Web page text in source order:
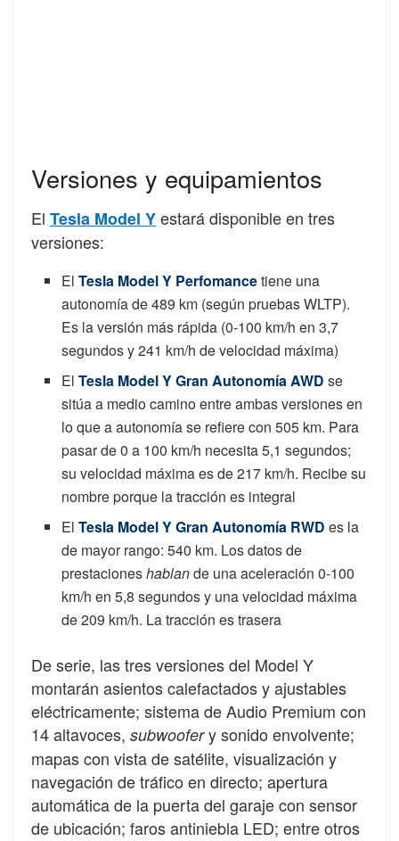
Versiones y equipamientos
El Tesla Model Yestará disponible en tres
versiones:
ElTesla Model Y Perfomancetiene una
autonomía de 489 km (según pruebas WLTP).
Es la versión más rápida (0-100 km/h en 3,7
segundos y 241 km/h de velocidad máxima)
ElTesla Model Y Gran Autonomía AWD se
sitúa a medio camino entre ambas versiones en
lo que a autonomía se refiere con 505 km. Para
pasar de 0 a 100 km/h necesita 5,1 segundos;
su velocidad máxima es de 217 km/h. Recibe su
nombre porque la tracción es integral
ElTesla Model Y Gran Autonomía RWD es la
de mayor rango: 540 km. Los datos de
prestacioneshablande una aceleración 0-100
km/h en 5,8 segundos y una velocidad máxima
de 209 km/h. La tracción es trasera
De serie, las tres versiones del Model Y
montarán asientos calefactados y ajustables
eléctricamente; sistema de Audio Premium con
14 altavoces, subwoofery sonido envolvente;
mapas con vista de satélite, visualización y
navegación de tráfico en directo; apertura
automática de la puerta del garaje con sensor
de ubicación; faros antiniebla LED; entre otros